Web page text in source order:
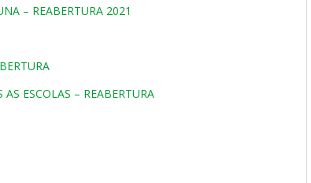
– REABERTURA 2021
ESCOLAS – REABERTURA